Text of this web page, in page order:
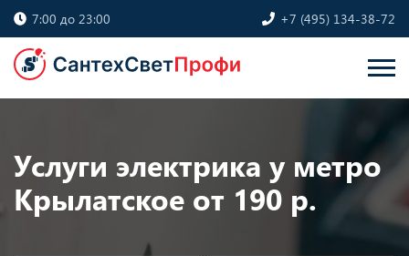
7:00 до 23:00 +7 (495) 134-38-72
Услуги электрика у метро
Крылатское от 190 р.